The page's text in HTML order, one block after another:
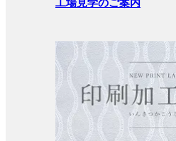
工場見学のご案内